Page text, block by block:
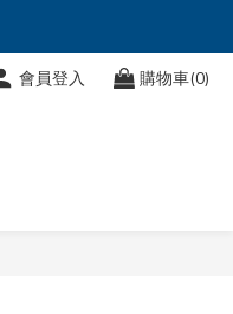
會員登入 購物車(0)